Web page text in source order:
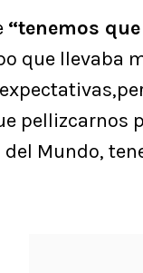
“tenemos
que llevaba
pellizcarnos
del Mundo,